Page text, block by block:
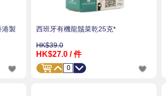
港製
西班牙有機龍鬚菜乾25克*
HK$39.0
HK$27.0 / 件